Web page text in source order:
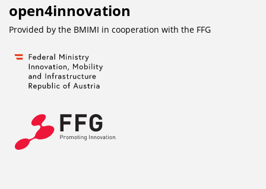
o
w
open4innovation
Provided by the BMIMI in cooperation with the FFG